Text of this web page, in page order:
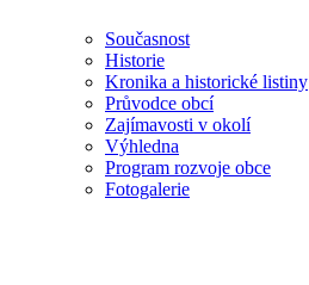
Současnost
Historie
Kronika a historické listiny
Průvodce obcí
Zajímavosti v okolí
Výhledna
Program rozvoje obce
Fotogalerie